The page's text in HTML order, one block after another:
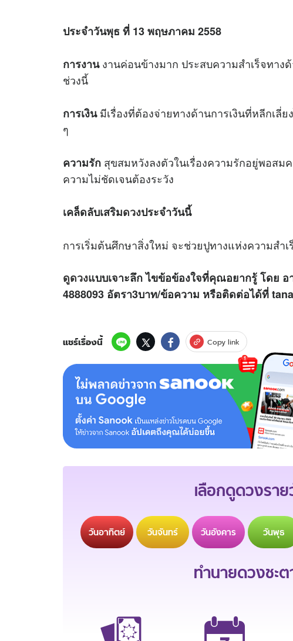
ประจำวันพุธ ที่ 13 พฤษภาคม 2558
การงานงานค่อนข้างมาก ประสบความสำเร็จทาง
ช่วงนี้
การเงินมีเรื่องที่ต้องจ่ายทางด้านการเงินที่หลีกเลี่
ๆ
ความรัก สุขสมหวังลงตัวในเรื่องความรักอยู่พอส
ความไม่ชัดเจนต้องระวัง
เคล็ดลับเสริมดวงประจำวันนี้
การเริ่มต้นศึกษาสิ่งใหม่ จะช่วยปูทางแห่งความสำ
ดูดวงแบบเจาะลึก ไขข้อข้องใจที่คุณอยากรู้ โดย
4888093 อัตรา3บาท/ข้อความ หรือติดต่อได้ที่
แชร์เรื่องนี้ Copy link
เลือกดูดวงรา
วันอาทิตย์ วันจันทร์ วันอังคาร วันพุธ
ทำนายดวงชะ